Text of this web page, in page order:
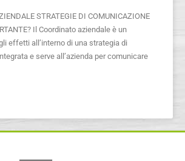
STRATEGIE DI COMUNICAZIONE
Il Coordinato aziendale è un
effetti all’interno di una strategia di
e serve all’azienda per comunicare